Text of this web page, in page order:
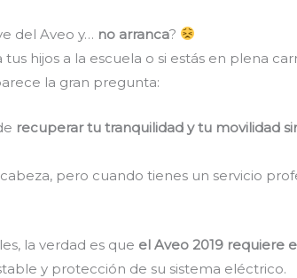
del Aveo y… no arranca?
hijos a la escuela o si estás en plena
la gran pregunta:
recuperar tu tranquilidad y tu movilidad
pero cuando tienes un servicio
la verdad es que el Aveo 2019 requiere
y protección de su sistema eléctrico.